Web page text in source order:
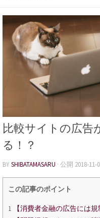
比較サイトの広告
る！？
BYSHIBATAMASARU · 公開 2018-11-
この記事のポイント
1 【消費者金融の広告には規